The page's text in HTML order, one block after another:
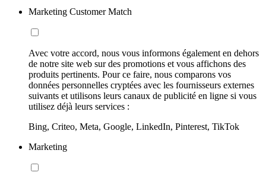
Marketing Customer Match
Avec votre accord, nous vous informons également en dehors
de notre site web sur des promotions et vous affichons des
produits pertinents. Pour ce faire, nous comparons vos
données personnelles cryptées avec les fournisseurs externes
suivants et utilisons leurs canaux de publicité en ligne si vous
utilisez déjà leurs services :
Bing, Criteo, Meta, Google, LinkedIn, Pinterest, TikTok
Marketing